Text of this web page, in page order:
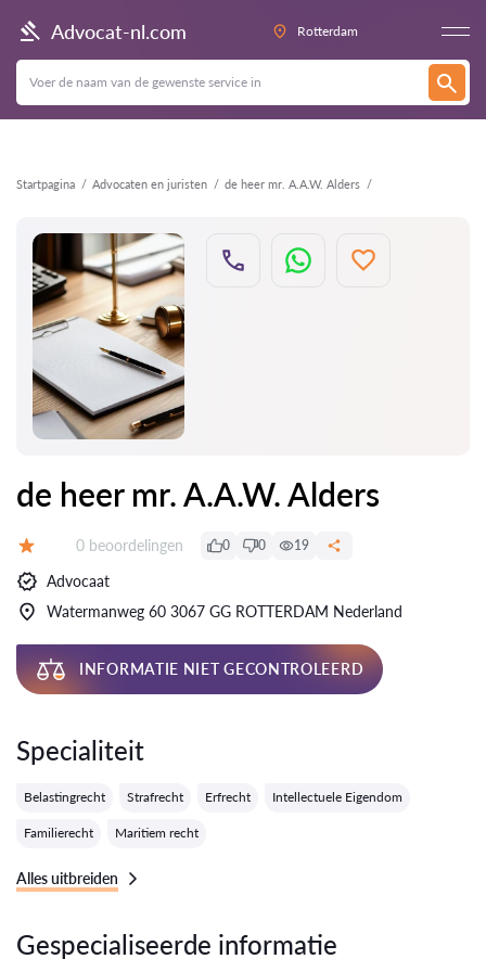
Advocat-nl.com Rotterdam
Startpagina Advocaten en juristen de heer mr. A.A.W. Alders
Terug
de heer mr. A.A.W. Alders
Getuigenissen:
0 beoordelingen 0 0 19
Advocaat
Watermanweg 60 3067 GG ROTTERDAM Nederland
INFORMATIE NIET GECONTROLEERD
Specialiteit
Belastingrecht Strafrecht Erfrecht Intellectuele Eigendom
Familierecht Maritiem recht
Alles uitbreiden
Gespecialiseerde informatie